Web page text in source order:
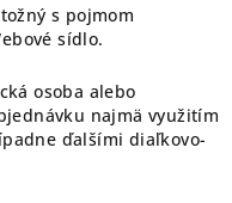
s pojmom
sídlo.
osoba alebo
najmä využitím
ďalšími diaľkovo-